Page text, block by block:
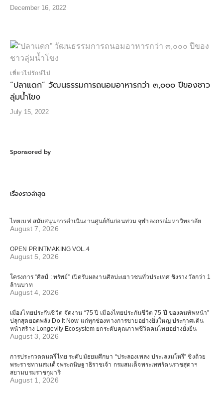
December 16, 2022
เที่ยวไปรักษ์ไป
“ปลาแดก” วัฒนธรรมการถนอมอาหารกว่า ๓,๐๐๐ ปีของชาว
ลุ่มน้ำโขง
July 15, 2022
Sponsored by
เรื่องราวล่าสุด
ไทยเบฟ สนับสนุนการดำเนินงานศูนย์กันก่อนท่วม จุฬาลงกรณ์มหาวิทยาลัย
August 7, 2026
OPEN PRINTMAKING VOL.4
August 5, 2026
โครงการ “ศิลป์ : ทรัพย์” เปิดรับผลงานศิลปะเยาวชนทั่วประเทศ ชิงรางวัลกว่า 1
ล้านบาท
August 4, 2026
เมืองไทยประกันชีวิต จัดงาน “75 ปี เมืองไทยประกันชีวิต 75 ปี ของคนทัพหน้า”
ปลุกสุดยอดพลัง Do It Now แก่ทุกช่องทางการขายอย่างยิ่งใหญ่ ประกาศเดิน
หน้าสร้าง Longevity Ecosystem ยกระดับคุณภาพชีวิตคนไทยอย่างยั่งยืน
August 3, 2026
การประกวดดนตรีไทย ระดับมัธยมศึกษา “ประลองเพลง ประเลงมโหรี” ชิงถ้วย
พระราชทานสมเด็จพระกนิษฐาธิราชเจ้า กรมสมเด็จพระเทพรัตนราชสุดาฯ
สยามบรมราชกุมารี
August 1, 2026